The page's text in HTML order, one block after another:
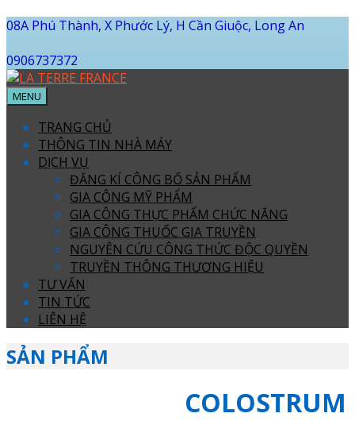
08A Phú Thành, X Phước Lý, H Cần Giuộc, Long An
0906737372
MENU
TRANG CHỦ
THÔNG TIN NHÀ MÁY
DỊCH VỤ
ĐĂNG KÍ CÔNG BỐ SẢN PHẨM
GIA CÔNG MỸ PHẨM
GIA CÔNG THỰC PHẨM CHỨC NĂNG
GIA CÔNG THUỐC GIA TRUYỀN
NGUYÊN CỨU CÔNG THỨC ĐỘC QUYỀN
TRUYỀN THÔNG THƯƠNG HIỆU
TƯ VẤN
TIN TỨC
LIÊN HỆ
SẢN PHẨM
COLOSTRUM